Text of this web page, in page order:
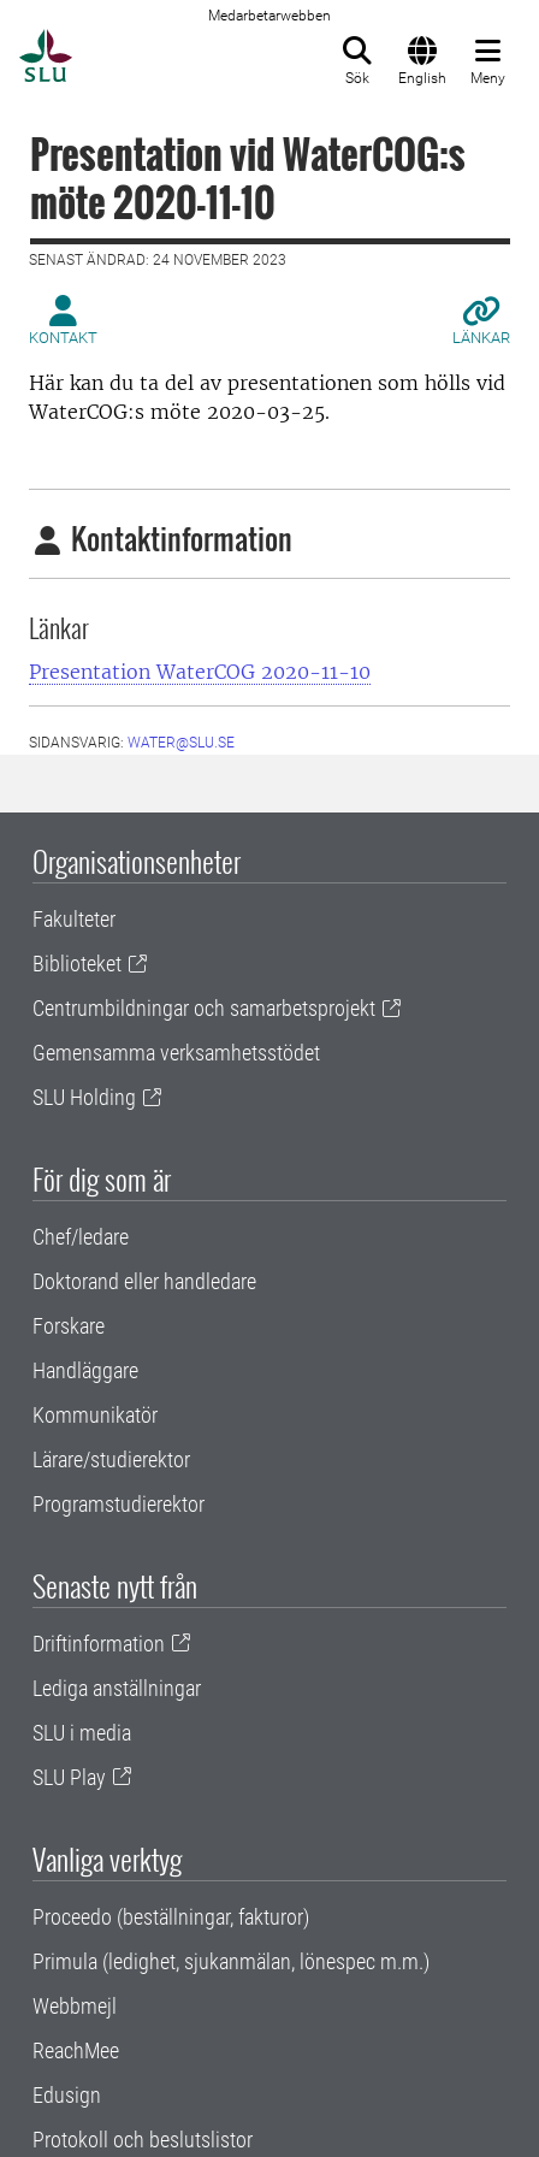
Medarbetarwebben
Sök English Meny
Presentation vid WaterCOG:s
möte 2020-11-10
SENAST ÄNDRAD: 24 NOVEMBER 2023
KONTAKT LÄNKAR
Här kan du ta del av presentationen som hölls vid
WaterCOG:s möte 2020-03-25.
Kontaktinformation
Länkar
Presentation WaterCOG 2020-11-10
SIDANSVARIG: WATER@SLU.SE
Organisationsenheter
Fakulteter
Biblioteket
Centrumbildningar och samarbetsprojekt
Gemensamma verksamhetsstödet
SLU Holding
För dig som är
Chef/ledare
Doktorand eller handledare
Forskare
Handläggare
Kommunikatör
Lärare/studierektor
Programstudierektor
Senaste nytt från
Driftinformation
Lediga anställningar
SLU i media
SLU Play
Vanliga verktyg
Proceedo (beställningar, fakturor)
Primula (ledighet, sjukanmälan, lönespec m.m.)
Webbmejl
ReachMee
Edusign
Protokoll och beslutslistor